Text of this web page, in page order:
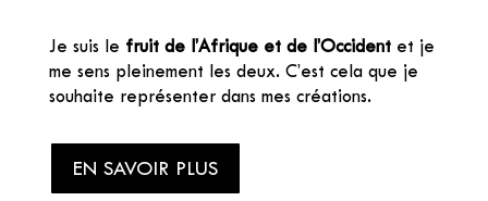
Je suis le fruit de l’Afrique et de l’Occidentet je
me sens pleinement les deux. C’est cela que je
souhaite représenter dans mes créations.
EN SAVOIR PLUS